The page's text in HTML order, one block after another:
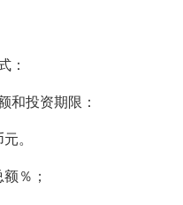
：
和投资期限：
。
％；